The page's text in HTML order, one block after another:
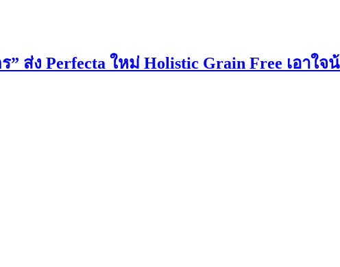
” ส่ง Perfecta ใหม่ Holistic Grain Free เอาใจ